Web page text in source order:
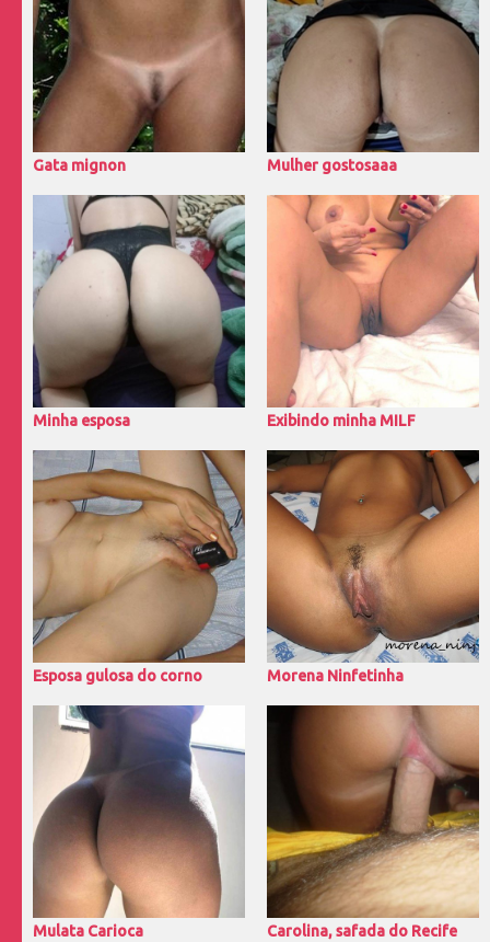
Gata mignon Mulher gostosaaa
Minha esposa Exibindo minha MILF
Esposa gulosa do corno Morena Ninfetinha
Mulata Carioca Carolina, safada do Recife